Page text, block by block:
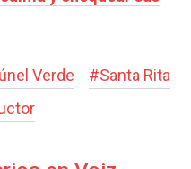
Verde #Santa Rita